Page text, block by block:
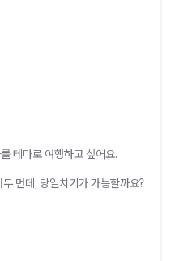
테마로 여행하고 싶어요.
먼데, 당일치기가 가능할까요?